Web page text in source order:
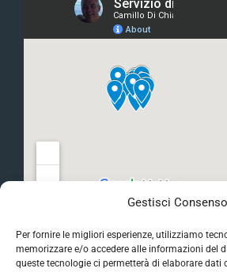
Gestisci Consenso
Per fornire le migliori esperienze, utilizziamo
memorizzare e/o accedere alle informazioni del
queste tecnologie ci permetterà di elaborare